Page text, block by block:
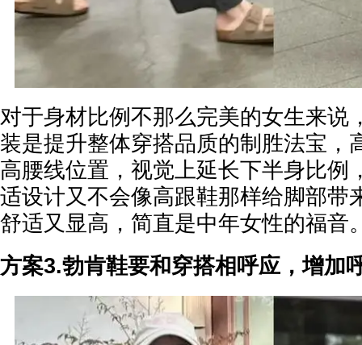
对于身材比例不那么完美的女生来说
装是提升整体穿搭品质的制胜法宝，
高腰线位置，视觉上延长下半身比例
适设计又不会像高跟鞋那样给脚部带
舒适又显高，简直是中年女性的福音
方案3.勃肯鞋要和穿搭相呼应，增加